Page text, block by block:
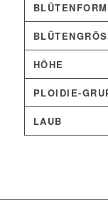
BLÜTENFORM
HÖHE
PLOIDIE-
LAUB